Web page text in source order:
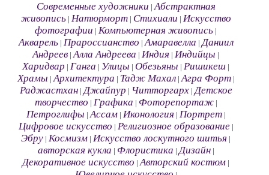
Современные художники |Абстрактная
живопись| Натюрморт| Стихиали Искусство
фотографии |Компьютерная живопись
Акварель| Прароссианство |Амаравелла |Даниил
Андреев |Алла Андреева |Индия |Индийцы
Харидвар |Ганга Улицы |Обезьяны |Ришикеш
Храмы |Архитектура Тадж Махал|Агра Форт|
Раджастхан|Джайпур Читторгарх|Детское
творчество Графика Фоторепортаж|
Петроглифы |Ассам| Иконология Портрет|
Цифровое искусство Религиозное образование|
Эбру |Космизм |Искусство лоскутного шитья
авторская кукла Флористика |Дизайн|
Декоративное искусство |Авторский костюм